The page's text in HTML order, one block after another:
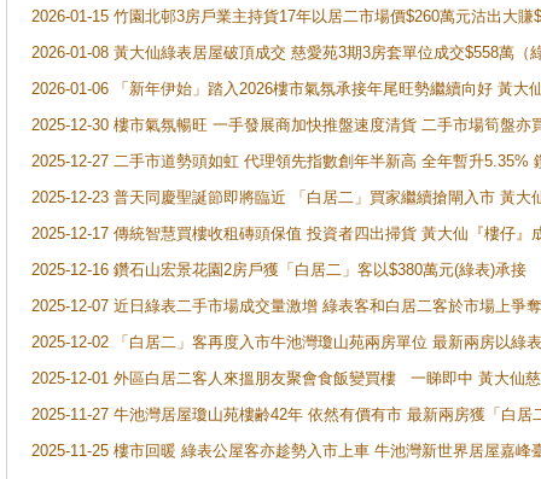
2026-01-15 竹園北邨3房戶業主持貨17年以居二市場價$260萬元沽出大賺
2026-01-08 黃大仙綠表居屋破頂成交 慈愛苑3期3房套單位成交$558萬（
2026-01-06 「新年伊始」踏入2026樓市氣氛承接年尾旺勢繼續向好 黃
2025-12-30 樓市氣氛暢旺 一手發展商加快推盤速度清貨 二手市場筍盤
2025-12-27 二手市道勢頭如虹 代理領先指數創年半新高 全年暫升5.35%
2025-12-23 普天同慶聖誕節即將臨近 「白居二」買家繼續搶閘入市 黃
2025-12-17 傳統智慧買樓收租磚頭保值 投資者四出掃貨 黃大仙『樓仔
2025-12-16 鑽石山宏景花園2房戶獲「白居二」客以$380萬元(綠表)承接
2025-12-07 近日綠表二手市場成交量激增 綠表客和白居二客於市場上
2025-12-02 「白居二」客再度入市牛池灣瓊山苑兩房單位 最新兩房以綠
2025-12-01 外區白居二客人來搵朋友聚會食飯變買樓 一睇即中 黃大仙
2025-11-27 牛池灣居屋瓊山苑樓齢42年 依然有價有市 最新兩房獲「白居
2025-11-25 樓市回暖 綠表公屋客亦趁勢入市上車 牛池灣新世界居屋嘉峰